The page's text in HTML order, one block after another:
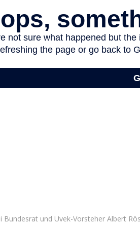
Bundesrat und Uvek-Vorsteher Albert